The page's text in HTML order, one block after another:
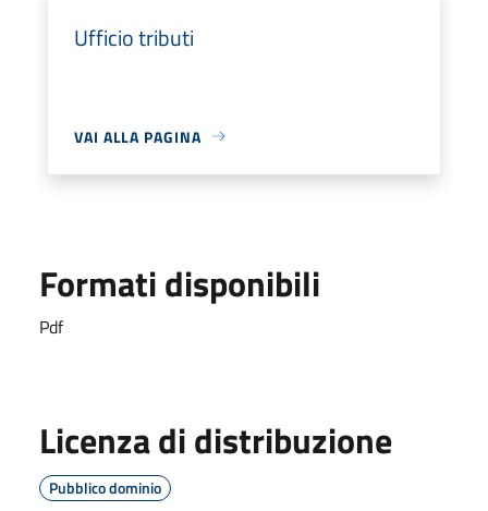
Ufficio tributi
VAI ALLA PAGINA
Formati disponibili
Pdf
Licenza di distribuzione
Pubblico dominio